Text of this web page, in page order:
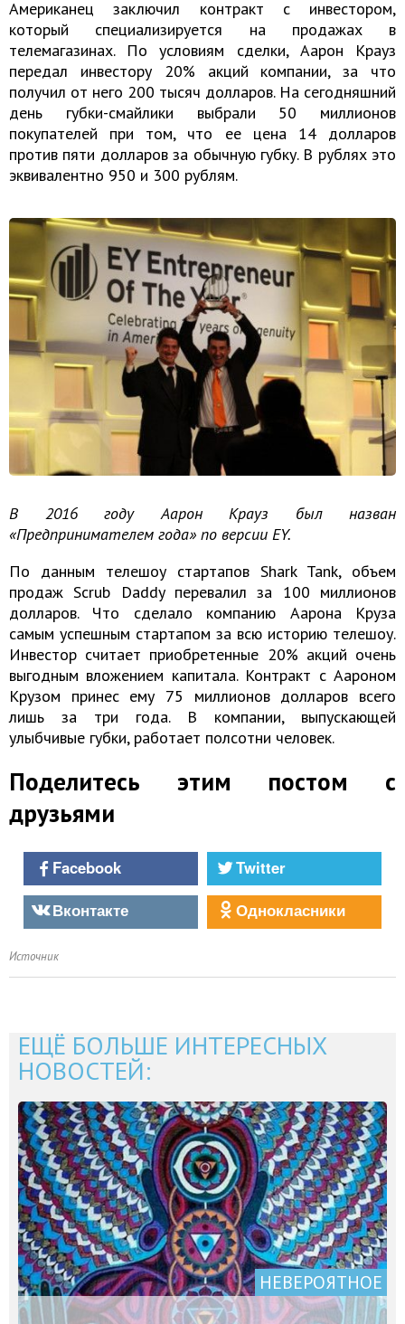
Американец заключил контракт с инвестором,
который специализируется на продажах в
телемагазинах. По условиям сделки, Аарон Крауз
передал инвестору 20% акций компании, за что
получил от него 200 тысяч долларов. На сегодняшний
день губки-смайлики выбрали 50 миллионов
покупателей при том, что ее цена 14 долларов
против пяти долларов за обычную губку. В рублях это
эквивалентно 950 и 300 рублям.
В 2016 году Аарон Крауз был назван
«Предпринимателем года» по версии EY.
По данным телешоу стартапов Shark Tank, объем
продаж Scrub Daddy перевалил за 100 миллионов
долларов. Что сделало компанию Аарона Круза
самым успешным стартапом за всю историю телешоу.
Инвестор считает приобретенные 20% акций очень
выгодным вложением капитала. Контракт с Аароном
Крузом принес ему 75 миллионов долларов всего
лишь за три года. В компании, выпускающей
улыбчивые губки, работает полсотни человек.
Поделитесь этим постом с
друзьями
Facebook
Twitter
Вконтакте
Однокласники
Источник
ЕЩЁ БОЛЬШЕ ИНТЕРЕСНЫХ
НОВОСТЕЙ:
НЕВЕРОЯТНОЕ